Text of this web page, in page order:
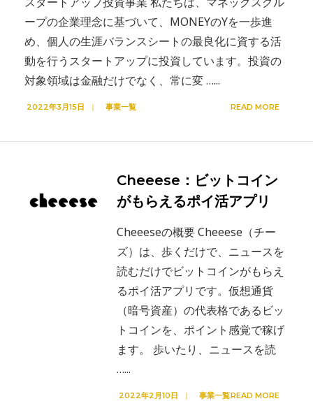
ープの企業理念に基づいて、MONEYのYを一歩進
め、個人の生涯バランスシートの最良化に資する活
動を行うスタートアップに投資しています。投資の
対象領域は金融だけでなく、常に変 …...
2022年3月15日 | 事業一覧 READ MORE
Cheeese：ビットコイン
がもらえるポイ活アプリ
Cheeeseの概要 Cheeese（チー
ズ）は、歩くだけで、ニュースを
読むだけでビットコインがもらえ
るポイ活アプリです。仮想通貨
（暗号資産）の代表格であるビッ
トコインを、ポイント感覚で稼げ
ます。 歩いたり、ニュースを読
…...
2022年2月10日 | 事業一覧READ MORE